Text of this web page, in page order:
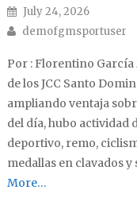
Posted on
July 24, 2026
Author
demofgmsportuser
Por : Florentino
de los JCC Santo
ampliando ventaja
del día, hubo actividad
deportivo, remo,
medallas en clavados
More…